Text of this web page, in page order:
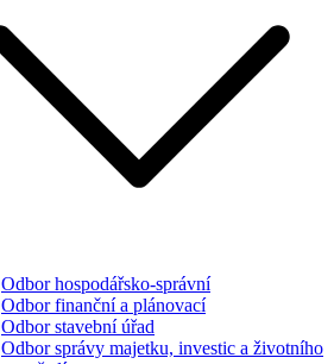
Odbor hospodářsko-správní
Odbor finanční a plánovací
Odbor stavební úřad
Odbor správy majetku, investic a životního